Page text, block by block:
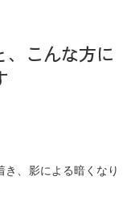
、こんな方に
、影による暗くなり